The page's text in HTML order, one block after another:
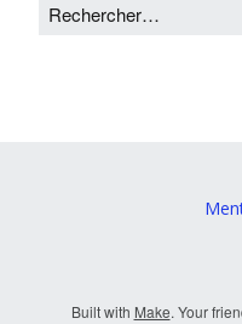
Built with Make. Your